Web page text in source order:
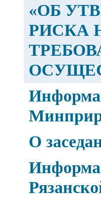
«ОБ
РИСКА
О